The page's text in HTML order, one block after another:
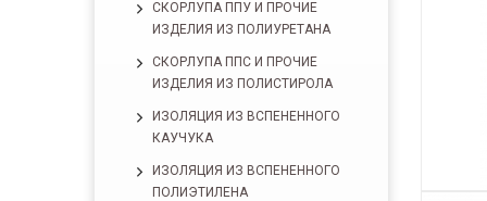
СКОРЛУПА ППУ И ПРОЧИЕ
ИЗДЕЛИЯ ИЗ ПОЛИУРЕТАНА
СКОРЛУПА ППС И ПРОЧИЕ
ИЗДЕЛИЯ ИЗ ПОЛИСТИРОЛА
ИЗОЛЯЦИЯ ИЗ ВСПЕНЕННОГО
КАУЧУКА
ИЗОЛЯЦИЯ ИЗ ВСПЕНЕННОГО
ПОЛИЭТИЛЕНА